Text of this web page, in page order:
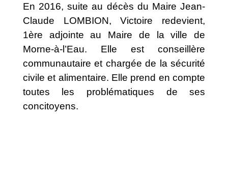
En 2016, suite au décès du Maire Jean-
Claude LOMBION, Victoire redevient,
1ère adjointe au Maire de la ville de
Morne-à-l’Eau. Elle est conseillère
communautaire et chargée de la sécurité
civile et alimentaire. Elle prend en compte
toutes les problématiques de ses
concitoyens.